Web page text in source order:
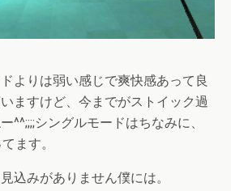
よりは弱い感じで爽快感あって良
ますけど、今までがストイック過
^^;;;;シングルモードはちなみに、
ます。
込みがありません僕には。